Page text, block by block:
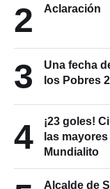
2 Aclaración
3
Una fecha
los Pobres
4
¡23 goles!
las
Mundialito
Alcalde de